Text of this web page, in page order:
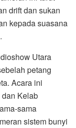
drift dan sukan
kepada suasana
Utara
petang
Acara ini
Kelab
sama
sistem bunyi